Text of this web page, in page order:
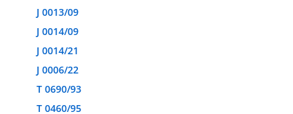
J 0013/09
J 0014/09
J 0014/21
J 0006/22
T 0690/93
T 0460/95